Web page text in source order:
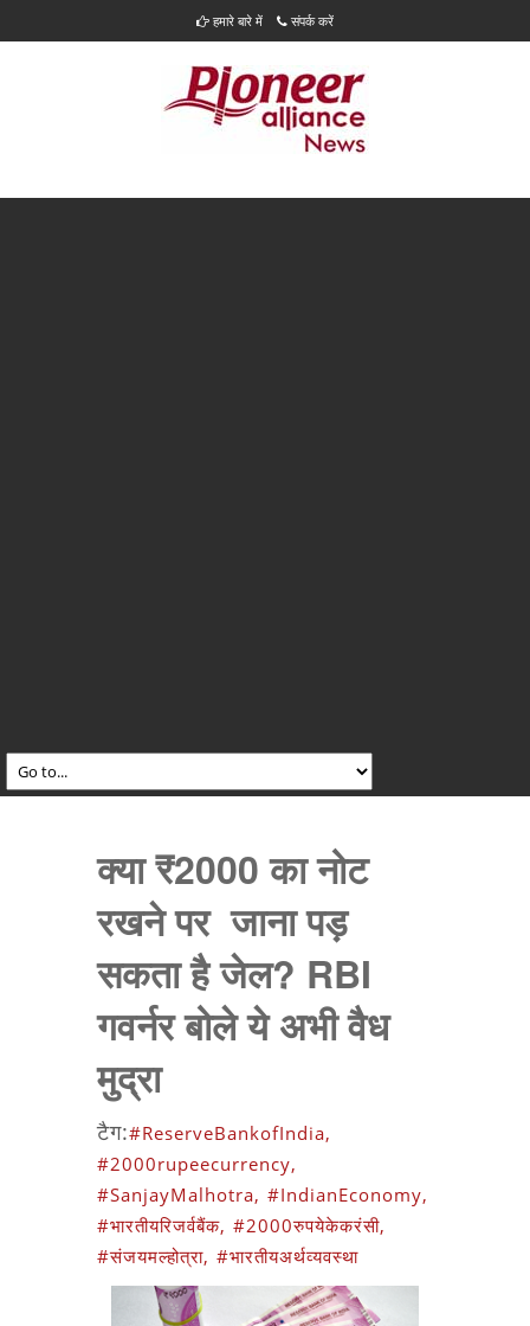
हमारे बारे में संपर्क करें
क्या ₹2000 का नोट
रखने पर जाना पड़
सकता है जेल? RBI
गवर्नर बोले ये अभी वैध
मुद्रा
टैग:#ReserveBankofIndia,
#2000rupeecurrency,
#SanjayMalhotra, #IndianEconomy,
#भारतीयरिजर्वबैंक, #2000रुपयेकेकरंसी,
#संजयमल्‍होत्रा, #भारतीयअर्थव्यवस्था